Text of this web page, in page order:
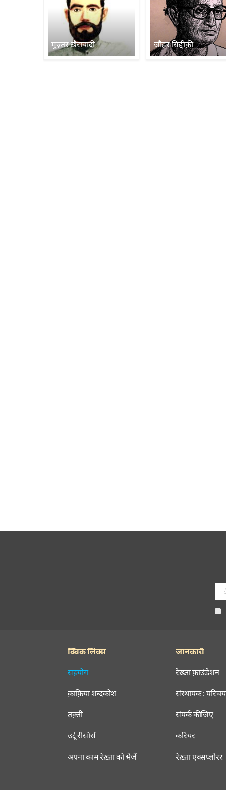
मुज़्तर ख़ैराबादी जौहर सिद्दीक़ी
क्विक लिंक्स
सहयोग
क़ाफ़िया शब्दकोश
तक़्ती
उर्दू रीसोर्स
अपना काम रेख़्ता को भेजें
जानकारी
रेख़्ता फ़ाउंडेशन
संस्थापक : परिचय
संपर्क कीजिए
करियर
रेख़्ता एक्सप्लोरर